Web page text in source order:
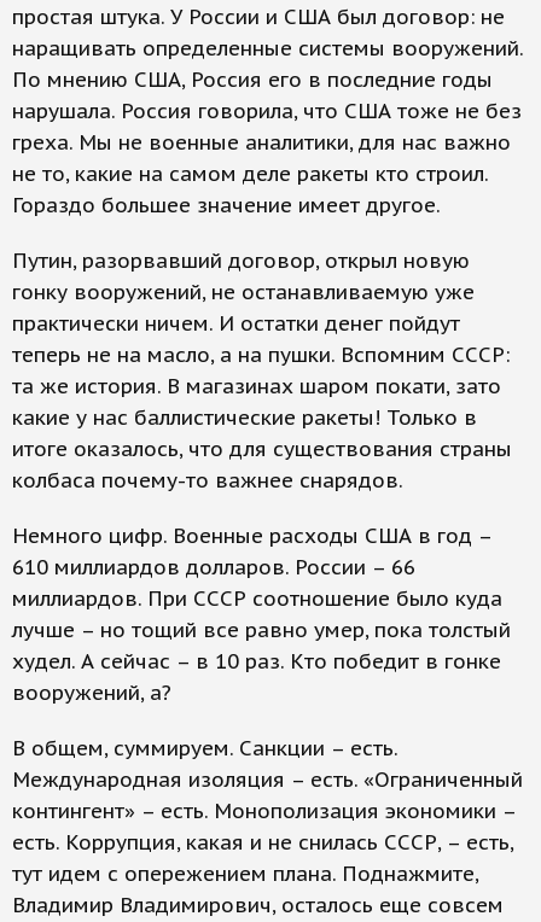
простая штука. У России и США был договор: не
наращивать определенные системы вооружений.
По мнению США, Россия его в последние годы
нарушала. Россия говорила, что США тоже не без
греха. Мы не военные аналитики, для нас важно
не то, какие на самом деле ракеты кто строил.
Гораздо большее значение имеет другое.
Путин, разорвавший договор, открыл новую
гонку вооружений, не останавливаемую уже
практически ничем. И остатки денег пойдут
теперь не на масло, а на пушки. Вспомним СССР:
та же история. В магазинах шаром покати, зато
какие у нас баллистические ракеты! Только в
итоге оказалось, что для существования страны
колбаса почему-то важнее снарядов.
Немного цифр. Военные расходы США в год –
610 миллиардов долларов. России – 66
миллиардов. При СССР соотношение было куда
лучше – но тощий все равно умер, пока толстый
худел. А сейчас – в 10 раз. Кто победит в гонке
вооружений, а?
В общем, суммируем. Санкции – есть.
Международная изоляция – есть. «Ограниченный
контингент» – есть. Монополизация экономики –
есть. Коррупция, какая и не снилась СССР, – есть,
тут идем с опережением плана. Поднажмите,
Владимир Владимирович, осталось еще совсем